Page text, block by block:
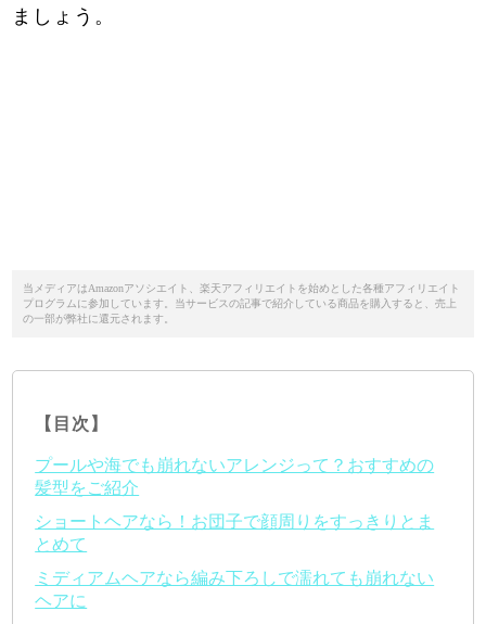
ましょう。
当メディアはAmazonアソシエイト、楽天アフィリエイトを始めとした各種アフィリエイト
プログラムに参加しています。当サービスの記事で紹介している商品を購入すると、売上
の一部が弊社に還元されます。
【目次】
プールや海でも崩れないアレンジって？おすすめの
髪型をご紹介
ショートヘアなら！お団子で顔周りをすっきりとま
とめて
ミディアムヘアなら編み下ろしで濡れても崩れない
ヘアに